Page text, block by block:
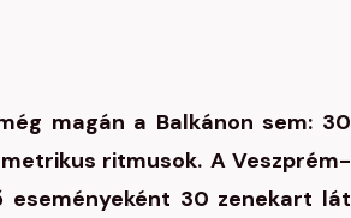
magán a Balkánon sem: 30
ritmusok. A Veszprém-
eseményeként 30 zenekart lát